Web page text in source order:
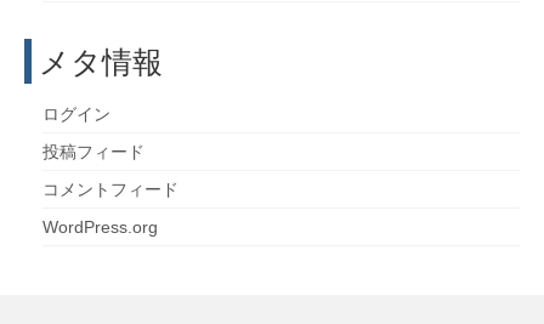
メタ情報
ログイン
投稿フィード
コメントフィード
WordPress.org